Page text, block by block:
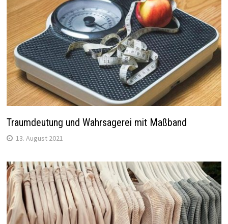
Traumdeutung und Wahrsagerei mit Maßband
13. August 2021